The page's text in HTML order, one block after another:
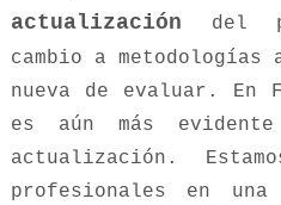
actualización
del
cambio a
nueva de evaluar. En
es aún más
actualización.
profesionales en una